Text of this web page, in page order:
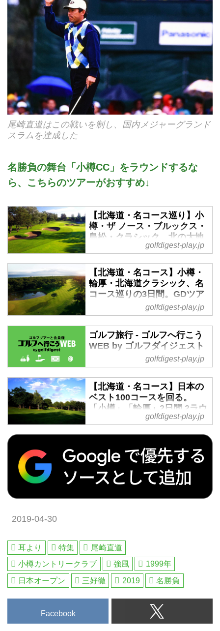
尾崎直道はこの戦いを制し、国内メジャーグランド
スラムを達成した
名勝負の舞台「小樽CC」をラウンドするな
ら、こちらのツアーがおすすめ↓
【北海道・名コース巡り】小
樽・ザ ノース・ブルックス・
島松・クラシック。北の大地
を代表する5コースでプレー
ゴルフダイジェスト特選ツア
ー - ゴルフへ行こうWEB by
ゴルフダイジェスト
2019年8月11日～8月15日 羽
田・中部・関空・伊丹・神戸発
着 添乗員同行 1名様より受付
北海道の人気コースを一挙に回る
旅企画「BEST GOLF IN 北海
道」。「北海道ブルックスCC」
CC島松コース」「ザ・ノース
CC」「北海道クラシックGC」。
なんとも贅沢なこの5コースをベ
ストシーズンに一挙プレーできる
[ツアーコード G-10632 BEST
GOLF IN 北海道5日間]
お問い合わせはこちら
golfdigest-play.jp
【北海道・名コース】小樽・
輪厚・北海道クラシック、名
コース巡りの3日間。GDツア
ースペシャル企画3ラウンド -
ゴルフへ行こうWEB by ゴル
フダイジェスト
2019年9月16日～9月18日 羽
田・中部・関空・伊丹発着 添乗
員同行 1名様より受付北海道の
名コースといえば、まず頭に浮か
ぶのが「北海道クラシック」「輪
厚」「小樽」の3コースというゴ
ルファーも多いのではないでしょ
うか。一生の思い出になるであろ
う、名コース巡りの3日間です。
道3日間]
golfdigest-play.jp
ゴルフ旅行 - ゴルフへ行こう
WEB by ゴルフダイジェスト
ゴルフ旅行 の記事一覧 - 沖縄から
行、ハワイ・北南米・英国・スコ
ットランド・欧州・タイ・マレー
シアなど世界中の海外ゴルフ旅行
をご案内。ゴルフ場会員権の売
者・アベレージから上級者も楽し
める厳選ゴルフ特集を毎日配信。
編集の目利きが作るゴルフダイジ
ェストの公式総合サイト・ゴルフ
へ行こうWEB by ゴルフダイジェ
golfdigest-play.jp
【北海道・名コース】日本の
ベスト100コースを回る。
「小樽」「輪厚」2日間 2ラウ
ンド - ゴルフへ行こうWEB
2019年6月～9月 2日間 羽田・中
部・関空・伊丹発着 2名様より
受付
ゴルフダイジェスト「Choice」誌
「小樽カントリー倶楽部 新コー
ス」はトップ10、「札幌ゴルフ倶
楽部 輪厚コース」はセカンド20
に選ばれました。コースレイアウ
観、クラブハウス…といった数々
の項目で、識者に認められた、北
海道の名コースにし...
golfdigest-play.jp
2019-04-30
耳より 特集
尾崎直道
小樽カントリークラブ
強風
1999年
日本オープン
三好徹 2019 名勝負
Facebook